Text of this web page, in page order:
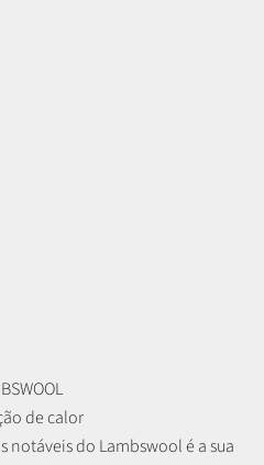
de calor
notáveis do Lambswool é a sua